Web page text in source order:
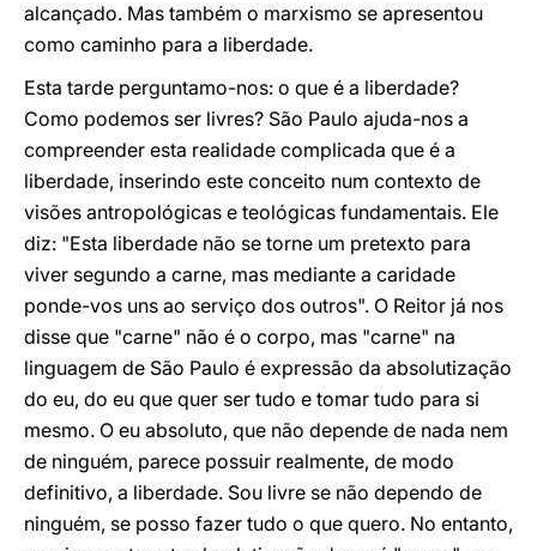
alcançado. Mas também o marxismo se apresentou
como caminho para a liberdade.
Esta tarde perguntamo-nos: o que é a liberdade?
Como podemos ser livres? São Paulo ajuda-nos a
compreender esta realidade complicada que é a
liberdade, inserindo este conceito num contexto de
visões antropológicas e teológicas fundamentais. Ele
diz: "Esta liberdade não se torne um pretexto para
viver segundo a carne, mas mediante a caridade
ponde-vos uns ao serviço dos outros". O Reitor já nos
disse que "carne" não é o corpo, mas "carne" na
linguagem de São Paulo é expressão da absolutização
do eu, do eu que quer ser tudo e tomar tudo para si
mesmo. O eu absoluto, que não depende de nada nem
de ninguém, parece possuir realmente, de modo
definitivo, a liberdade. Sou livre se não dependo de
ninguém, se posso fazer tudo o que quero. No entanto,